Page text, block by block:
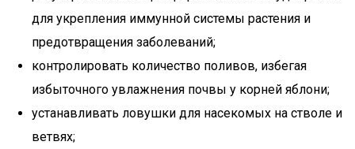
для укрепления иммунной системы растения и
предотвращения заболеваний;
контролировать количество поливов, избегая
избыточного увлажнения почвы у корней яблони;
устанавливать ловушки для насекомых на стволе и
ветвях;